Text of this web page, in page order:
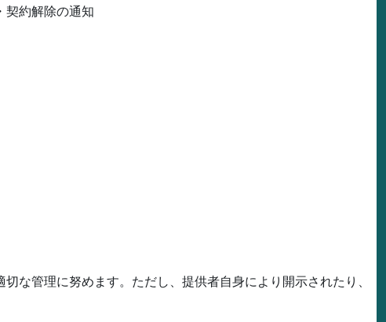
契約解除の通知
な管理に努めます。ただし、提供者自身により開示されたり、